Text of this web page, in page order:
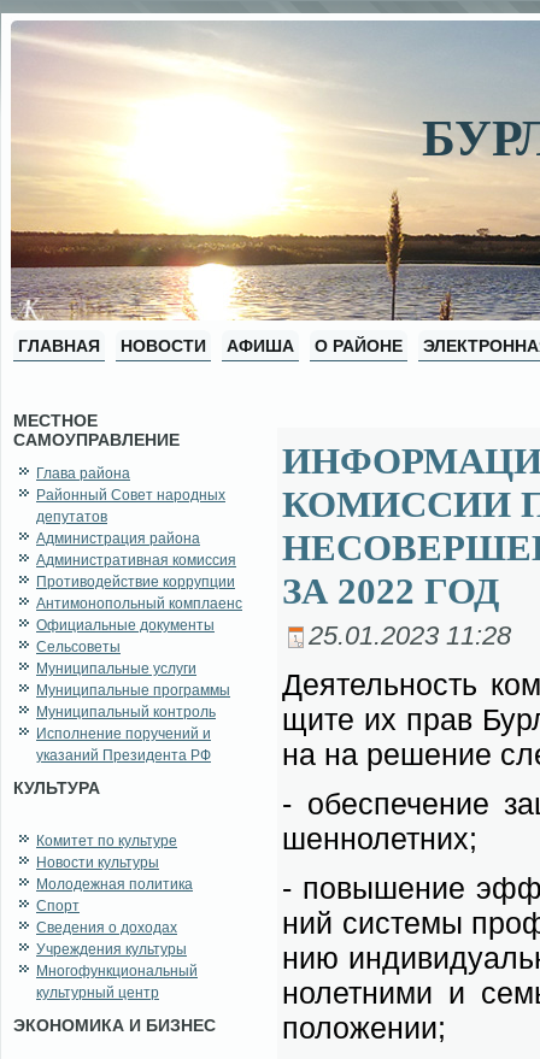
ГЛАВНАЯ НОВОСТИ АФИША О РАЙОНЕ
МЕСТНОЕ
САМОУПРАВЛЕНИЕ
Глава района
Районный Совет народных
депутатов
Администрация района
Административная комиссия
Противодействие коррупции
Антимонопольный комплаенс
Официальные документы
Сельсоветы
Муниципальные услуги
Муниципальные программы
Муниципальный контроль
Исполнение поручений и
указаний Президента РФ
КУЛЬТУРА
Комитет по культуре
Новости культуры
Молодежная политика
Спорт
Сведения о доходах
Учреждения культуры
Многофункциональный
культурный центр
ЭКОНОМИКА И БИЗНЕС
КОМИССИИ
ЗА 2022 ГОД
25.01.2023 11:28
Де­я­тель­ность
щи­те их прав
на на ре­ше­ние
- обес­пе­че­ние
шен­но­лет­них;
- по­вы­ше­ние
ний си­сте­мы
нию
но­лет­ни­ми и
по­ло­же­нии;